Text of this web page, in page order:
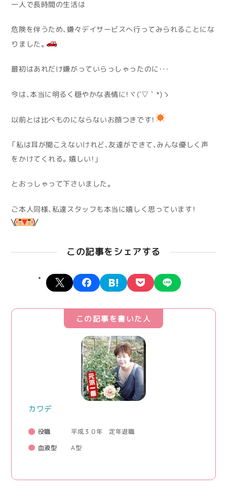
一人で長時間の生活は
危険を伴うため、嫌々デイサービスへ行ってみられることにな
りました。
最初はあれだけ嫌がっていらっしゃったのに・・・
今は、本当に明るく穏やかな表情に！ヾ(´▽｀*)ゝ
以前とは比べものにならないお顔つきです！
「私は耳が聞こえないけれど、友達ができて、みんな優しく声
をかけてくれる。嬉しい！」
とおっしゃって下さいました。
ご本人同様、私達スタッフも本当に嬉しく思っています！
この記事をシェアする
X facebookhatena pocket
この記事を書いた人
カワデ
役職 平成３０年 定年退職
血液型 A型